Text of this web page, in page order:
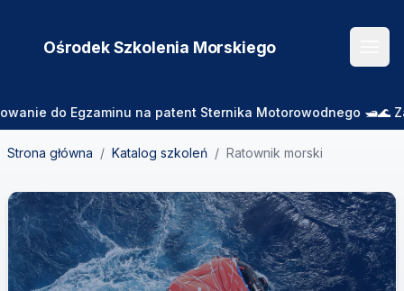
Ośrodek Szkolenia Morskiego
do Egzaminu na patent Sternika Motorowodnego 🛥️🌊
Strona główna / Katalog szkoleń / Ratownik morski